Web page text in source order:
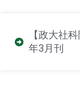
【政大社
年3月刊